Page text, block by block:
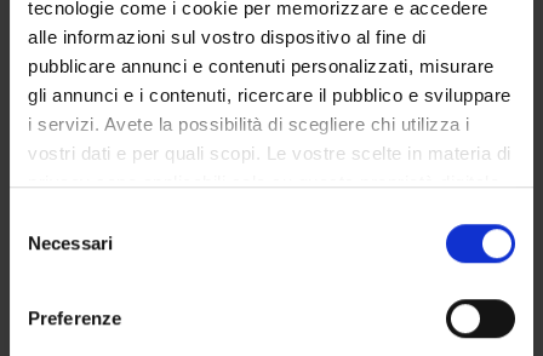
tecnologie come i cookie per memorizzare e accedere
alle informazioni sul vostro dispositivo al fine di
pubblicare annunci e contenuti personalizzati, misurare
gli annunci e i contenuti, ricercare il pubblico e sviluppare
i servizi. Avete la possibilità di scegliere chi utilizza i
vostri dati e per quali scopi. Le vostre scelte in materia di
privacy sono applicabili solo su questa proprietà digitale
modificare o revocare il proprio consenso in qualsiasi
momento dalla Dichiarazione sui cookie o facendo clic
delNecessari
Preferenze
Professore a contratto
Pierpaolo Marchetti
Tecnico-Amministrativo
Alessandro Marcon
Professore associato